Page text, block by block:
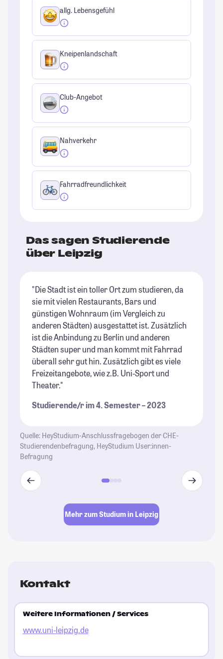
allg. Lebensgefühl
Kneipenlandschaft
Club-Angebot
Nahverkehr
Fahrradfreundlichkeit
Das sagen Studierende
über Leipzig
"Die Stadt ist ein toller Ort zum studieren, da
sie mit vielen Restaurants, Bars und
günstigen Wohnraum (im Vergleich zu
anderen Städten) ausgestattet ist. Zusätzlich
ist die Anbindung zu Berlin und anderen
Städten super und man kommt mit Fahrrad
überall sehr gut hin. Zusätzlich gibt es viele
Freizeitangebote, wie z.B. Uni-Sport und
Theater."
Studierende/r im 4. Semester – 2023
Quelle: HeyStudium-Anschlussfragebogen der CHE-
Studierendenbefragung, HeyStudium User:innen-
Befragung
Mehr zum Studium in Leipzig
Kontakt
Weitere Informationen / Services
www.uni-leipzig.de